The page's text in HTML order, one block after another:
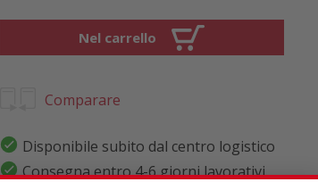
Nel carrello
Comparare
Disponibile subito dal centro logistico
Consegna entro 4-6 giorni lavorativi